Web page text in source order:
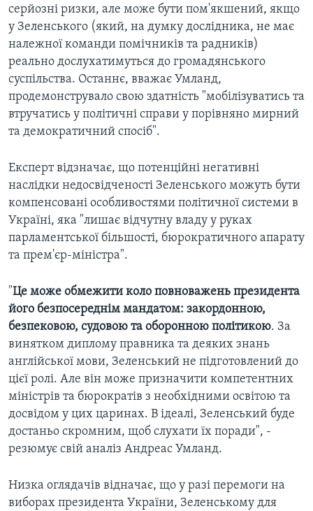
серйозні ризки, але може бути пом'якшений, якщо
у Зеленського (який, на думку дослідника, не має
належної команди помічників та радників)
реально дослухатимуться до громадянського
суспільства. Останнє, вважає Умланд,
продемонструвало свою здатність "мобілізуватись та
втручатись у політичні справи у порівняно мирний
та демократичний спосіб".
Експерт відзначає, що потенційні негативні
наслідки недосвідченості Зеленського можуть бути
компенсовані особливостями політичної системи в
Україні, яка "лишає відчутну владу у руках
парламентської більшості, бюрократичного апарату
та прем'єр-міністра".
"Це може обмежити коло повноважень президента
його безпосереднім мандатом: закордонною,
безпековою, судовою та оборонною політикою. За
винятком диплому правника та деяких знань
англійської мови, Зеленський не підготовлений до
цієї ролі. Але він може призначити компетентних
міністрів та бюрократів з необхідними освітою та
досвідом у цих царинах. В ідеалі, Зеленський буде
достаньо скромним, щоб слухати їх поради", -
резюмує свій аналіз Андреас Умланд.
Низка оглядачів відначає, що у разі перемоги на
виборах президента України, Зеленському для